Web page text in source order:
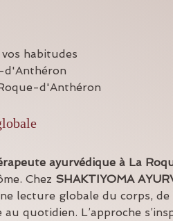
habitudes
d'Anthéron
d'Anthéron
ayurvédique à La
Chez SHAKTIYOMA
lecture globale du corps, de
quotidien. L’approche